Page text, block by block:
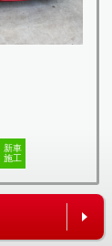
新車
施工